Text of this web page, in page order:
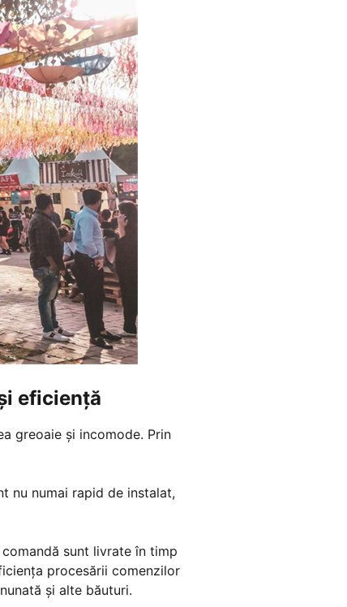
eficiență
greoaie și incomode. Prin
nu numai rapid de instalat,
sunt livrate în timp
procesării comenzilor
și alte băuturi.